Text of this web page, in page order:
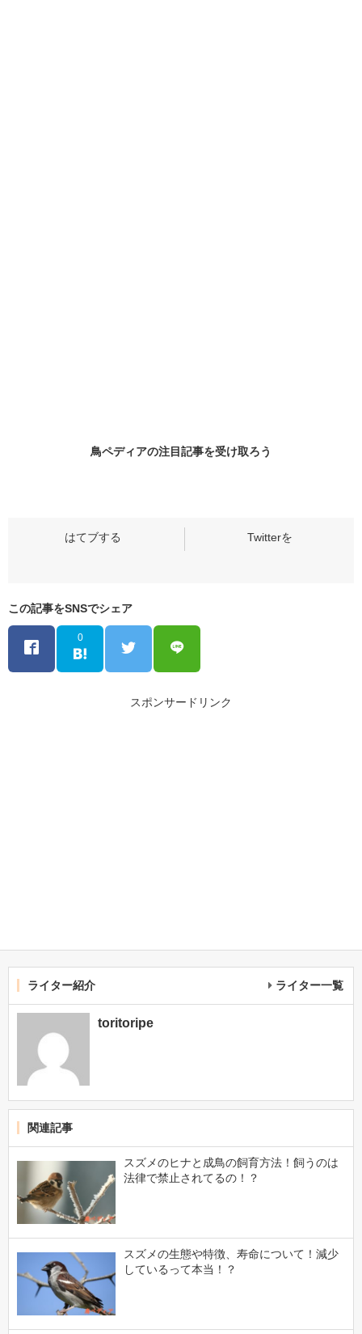
鳥ペディアの注目記事を受け取ろう
この記事をSNSでシェア
0
スポンサードリンク
ライター紹介 ライター一覧
toritoripe
関連記事
スズメのヒナと成鳥の飼育方法！飼うのは
法律で禁止されてるの！？
スズメの生態や特徴、寿命について！減少
しているって本当！？